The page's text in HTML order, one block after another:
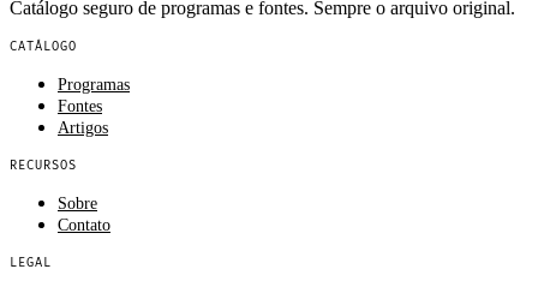
Catálogo seguro de programas e fontes. Sempre o arquivo original.
CATÁLOGO
Programas
Fontes
Artigos
RECURSOS
Sobre
Contato
LEGAL